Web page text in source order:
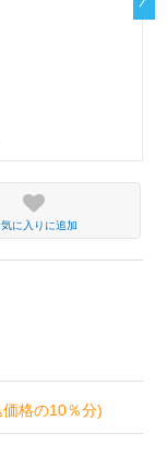
気に入りに追加
格の10％分)